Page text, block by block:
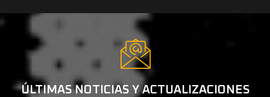
ÚLTIMAS NOTICIAS Y ACTUALIZACIONES